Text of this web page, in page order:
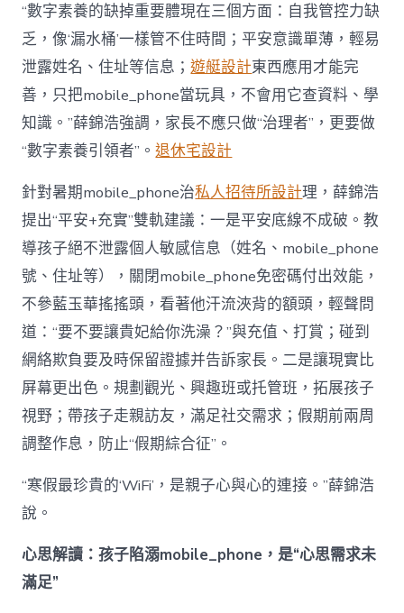
“數字素養的缺掉重要體現在三個方面：自我管控力缺
乏，像‘漏水桶’一樣管不住時間；平安意識單薄，輕易
泄露姓名、住址等信息；遊艇設計東西應用才能完
善，只把mobile_phone當玩具，不會用它查資料、學
知識。”薛錦浩強調，家長不應只做“治理者”，更要做
“數字素養引領者”。退休宅設計
針對暑期mobile_phone治私人招待所設計理，薛錦浩
提出“平安+充實”雙軌建議：一是平安底線不成破。教
導孩子絕不泄露個人敏感信息（姓名、mobile_phone
號、住址等），關閉mobile_phone免密碼付出效能，
不參藍玉華搖搖頭，看著他汗流浹背的額頭，輕聲問
道：“要不要讓貴妃給你洗澡？”與充值、打賞；碰到
網絡欺負要及時保留證據并告訴家長。二是讓現實比
屏幕更出色。規劃觀光、興趣班或托管班，拓展孩子
視野；帶孩子走親訪友，滿足社交需求；假期前兩周
調整作息，防止“假期綜合征”。
“寒假最珍貴的‘WiFi’，是親子心與心的連接。”薛錦浩
說。
心思解讀：孩子陷溺mobile_phone，是“心思需求未
滿足”